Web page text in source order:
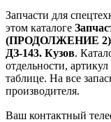
Запчасти для
этом каталоге
(ПРОДОЛЖЕНИЕ 2)
ДЗ-143. Кузов.
отдельности,
таблице. На все
производителя.
Ваш контактный